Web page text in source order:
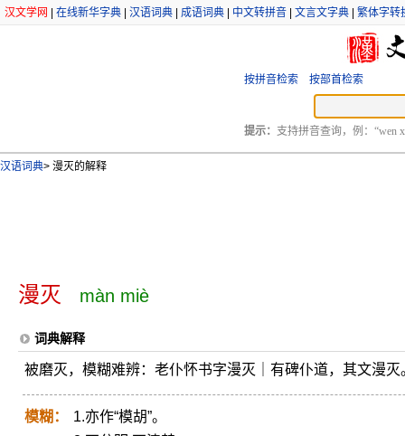
汉文学网 在线新华字典 汉语词典 成语词典 中文转拼音 文言文字典 繁体字转
按拼音检索 按部首检索
提示： 支持拼音查询，例：“wen
汉语词典> 漫灭的解释
漫灭 màn miè
词典解释
被磨灭，模糊难辨：老仆怀书字漫灭｜有碑仆道，其文漫灭
模糊：
1.亦作“模胡”。